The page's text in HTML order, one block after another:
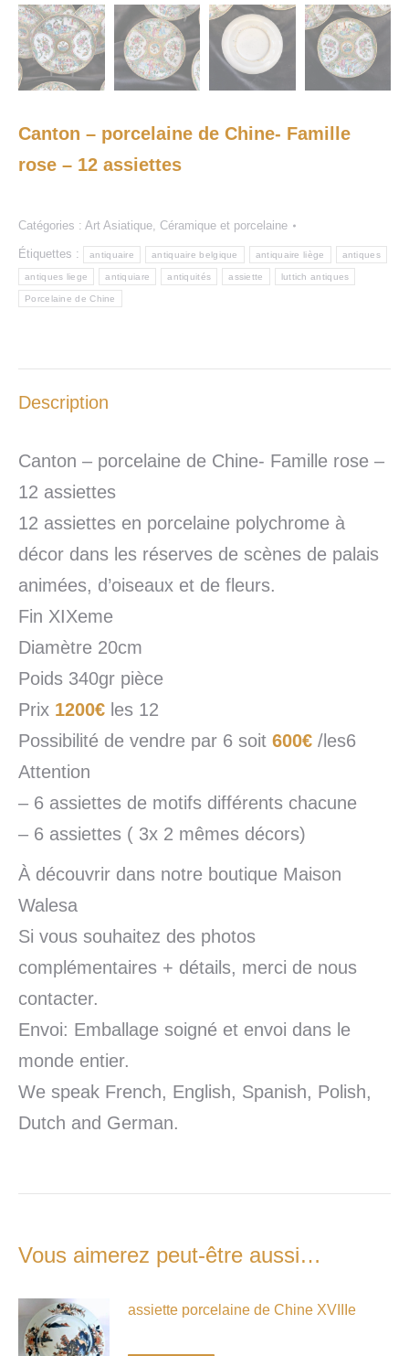
Canton – porcelaine de Chine- Famille
rose – 12 assiettes
Catégories : Art Asiatique, Céramique et porcelaine
Étiquettes : antiquaire antiquaire belgique antiquaire liège antiques
antiques liege antiquiare antiquités assiette luttich antiques
Porcelaine de Chine
Description
Canton – porcelaine de Chine- Famille rose –
12 assiettes
12 assiettes en porcelaine polychrome à
décor dans les réserves de scènes de palais
animées, d’oiseaux et de fleurs.
Fin XIXeme
Diamètre 20cm
Poids 340gr pièce
Prix 1200€ les 12
Possibilité de vendre par 6 soit 600€ /les6
Attention
– 6 assiettes de motifs différents chacune
– 6 assiettes ( 3x 2 mêmes décors)
À découvrir dans notre boutique Maison
Walesa
Si vous souhaitez des photos
complémentaires + détails, merci de nous
contacter.
Envoi: Emballage soigné et envoi dans le
monde entier.
We speak French, English, Spanish, Polish,
Dutch and German.
Vous aimerez peut-être aussi…
assiette porcelaine de Chine XVIIIe